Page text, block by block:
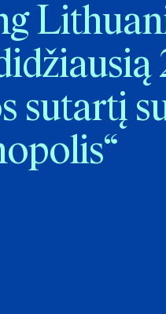
sutartį